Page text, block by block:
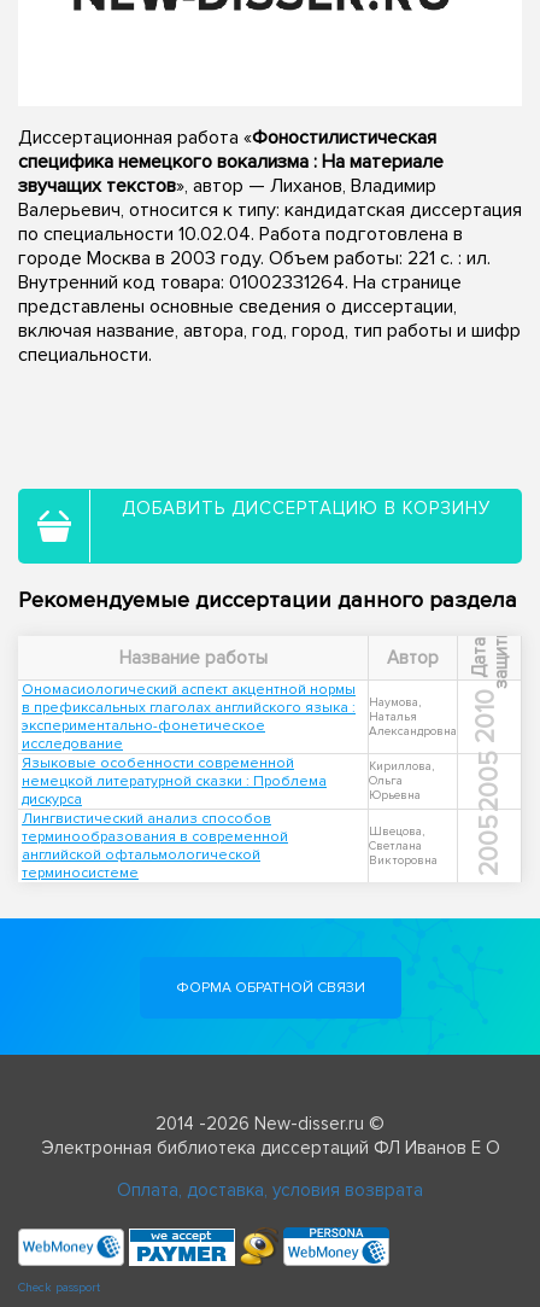
Диссертационная работа «Фоностилистическая
специфика немецкого вокализма : На материале
звучащих текстов», автор — Лиханов, Владимир
Валерьевич, относится к типу: кандидатская диссертация
по специальности 10.02.04. Работа подготовлена в
городе Москва в 2003 году. Объем работы: 221 с. : ил.
Внутренний код товара: 01002331264. На странице
представлены основные сведения о диссертации,
включая название, автора, год, город, тип работы и шифр
специальности.
ДОБАВИТЬ ДИССЕРТАЦИЮ В КОРЗИНУ
Рекомендуемые диссертации данного раздела
Название работы Автор Д
а
т
а
з
а
щ
и
т ы
Ономасиологический аспект акцентной нормы
в префиксальных глаголах английского языка :
экспериментально-фонетическое
исследование
Наумова,
Наталья
Александровна
2010
Языковые особенности современной
немецкой литературной сказки : Проблема
дискурса
Кириллова,
Ольга
Юрьевна
2005
Лингвистический анализ способов
терминообразования в современной
английской офтальмологической
терминосистеме
Швецова,
Светлана
Викторовна
2005
ФОРМА ОБРАТНОЙ СВЯЗИ
2014 -2026 New-disser.ru ©
Электронная библиотека диссертаций ФЛ Иванов Е О
Оплата, доставка, условия возврата
Check passport